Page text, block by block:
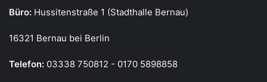
Büro: Hussitenstraße 1 (Stadthalle Bernau)
16321 Bernau bei Berlin
Telefon: 03338 750812 - 0170 5898858